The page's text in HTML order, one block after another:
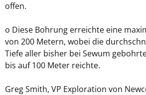
offen.
o Diese Bohrung erreichte eine
von 200 Metern, wobei die
Tiefe aller bisher bei Sewum
bis auf 100 Meter reichte.
Greg Smith, VP Exploration von